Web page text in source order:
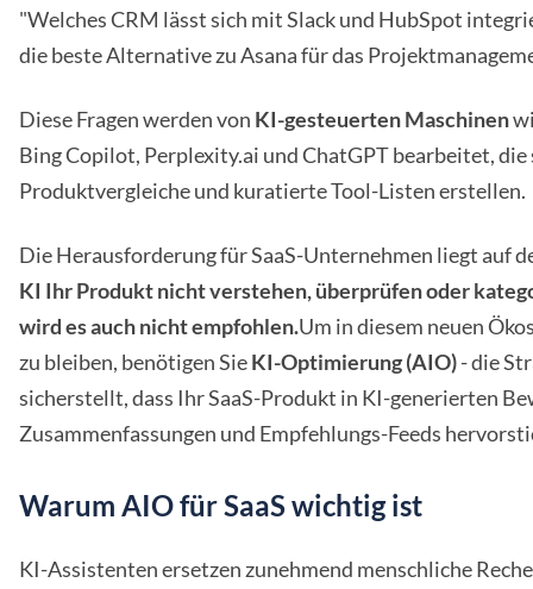
"Welches CRM lässt sich mit Slack und HubSpot
die beste Alternative zu Asana für das
Diese Fragen werden von KI-gesteuerten Maschinen
Bing Copilot, Perplexity.ai und ChatGPT bearbeitet,
Produktvergleiche und kuratierte Tool-Listen erstellen.
Die Herausforderung für SaaS-Unternehmen liegt auf
KI Ihr Produkt nicht verstehen, überprüfen oder
wird es auch nicht empfohlen.Um in diesem neuen
zu bleiben, benötigen SieKI-Optimierung (AIO)- die
sicherstellt, dass Ihr SaaS-Produkt in KI-generierten
Zusammenfassungen und Empfehlungs-Feeds
Warum AIO für SaaS wichtig ist
KI-Assistenten ersetzen zunehmend menschliche